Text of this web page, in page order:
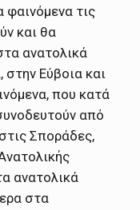
τις
και θα
ανατολικά
στην Εύβοια και
που κατά
από
Σποράδες,
ανατολικά
στα